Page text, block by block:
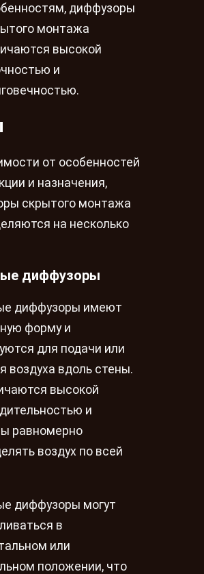
диффузоры
монтажа
высокой
и
от особенностей
и назначения,
скрытого монтажа
на несколько
диффузоры
диффузоры имеют
форму и
для подачи или
воздуха вдоль стены.
высокой
и
равномерно
воздух по всей
диффузоры могут
в
или
положении, что